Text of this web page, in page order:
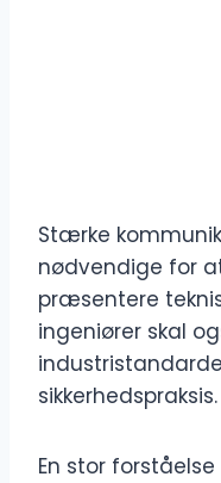
Stærke
nødvendige for
præsentere
ingeniører skal
sikkerhedspraksis.
En stor